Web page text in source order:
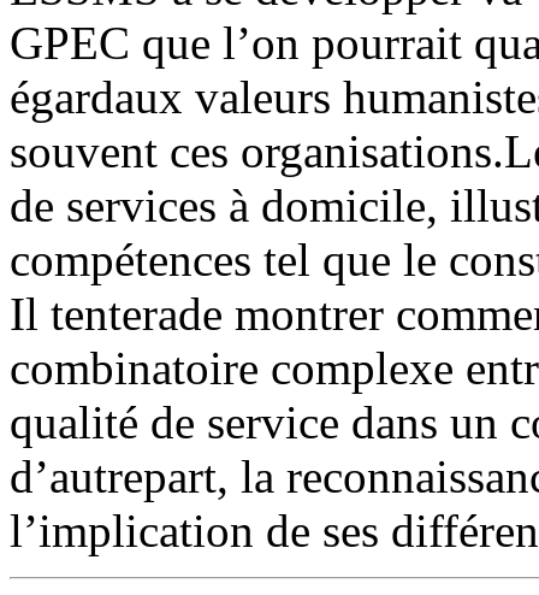
GPEC que l’on pourrait
égardaux valeurs
souvent ces
de services à domicile,
compétences tel que le
Il tenterade montrer
combinatoire complexe
qualité de service dans un
d’autrepart, la
l’implication de ses